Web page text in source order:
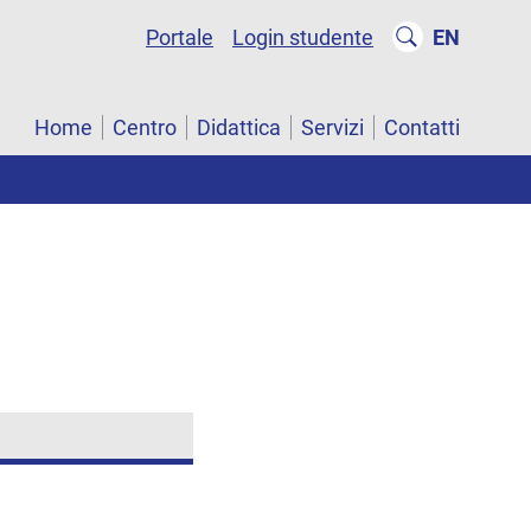
Portale Login studente EN
Home Centro Didattica Servizi Contatti